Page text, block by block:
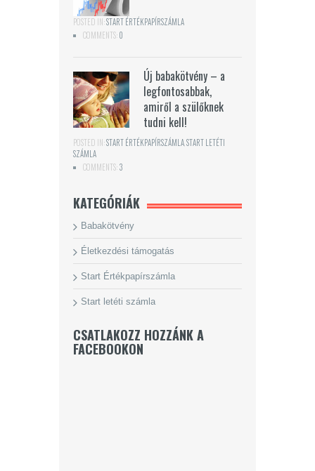
POSTED IN:START ÉRTÉKPAPÍRSZÁMLA
COMMENTS:0
Új babakötvény – a
legfontosabbak,
amiről a szülőknek
tudni kell!
POSTED IN:START ÉRTÉKPAPÍRSZÁMLASTART LETÉTI
SZÁMLA
COMMENTS:3
KATEGÓRIÁK
Babakötvény
Életkezdési támogatás
Start Értékpapírszámla
Start letéti számla
CSATLAKOZZ HOZZÁNK A
FACEBOOKON